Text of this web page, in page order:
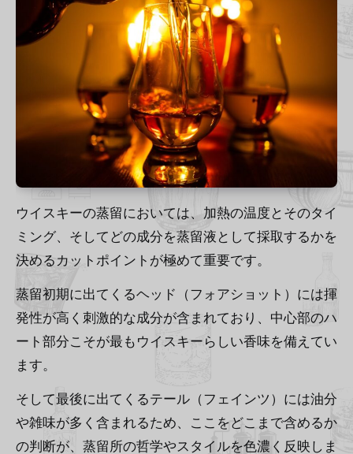
ウイスキーの蒸留においては、加熱の温度とそのタイ
ミング、そしてどの成分を蒸留液として採取するかを
決めるカットポイントが極めて重要です。
蒸留初期に出てくるヘッド（フォアショット）には揮
発性が高く刺激的な成分が含まれており、中心部のハ
ート部分こそが最もウイスキーらしい香味を備えてい
ます。
そして最後に出てくるテール（フェインツ）には油分
や雑味が多く含まれるため、ここをどこまで含めるか
の判断が、蒸留所の哲学やスタイルを色濃く反映しま